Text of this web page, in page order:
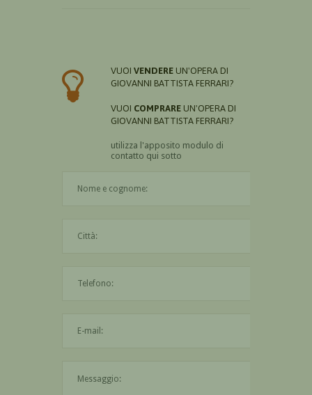
VUOI VENDERE UN'OPERA DI
GIOVANNI BATTISTA FERRARI?
VUOI COMPRARE UN'OPERA DI
GIOVANNI BATTISTA FERRARI?
utilizza l'apposito modulo di
contatto qui sotto